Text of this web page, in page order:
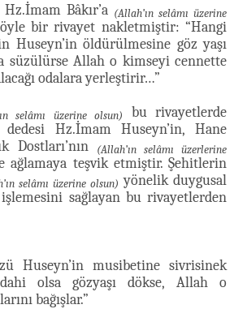
Bâkır’a (Allah’ın selâmı üzerine
bir rivayet nakletmiştir: “Hangi
Huseyn’in öldürülmesine göz yaşı
süzülürse Allah o kimseyi cennette
odalara yerleştirir…”
selâmı üzerine olsun)
bu rivayetlerde
Hz.İmam Huseyn’in, Hane
Dostları’nın
(Allah’ın selâmı üzerlerine
ağlamaya teşvik etmiştir. Şehitlerin
selâmı üzerine olsun) yönelik duygusal
sağlayan bu rivayetlerden
Huseyn’in musibetine sivrisinek
olsa gözyaşı dökse, Allah o
bağışlar.”